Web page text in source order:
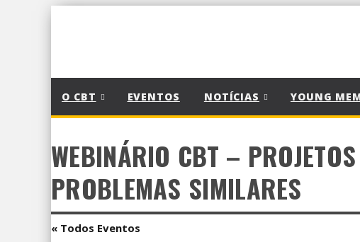
O CBT EVENTOS NOTÍCIAS YOUNG
WEBINÁRIO CBT –
PROBLEMAS SIMILARES
« Todos Eventos